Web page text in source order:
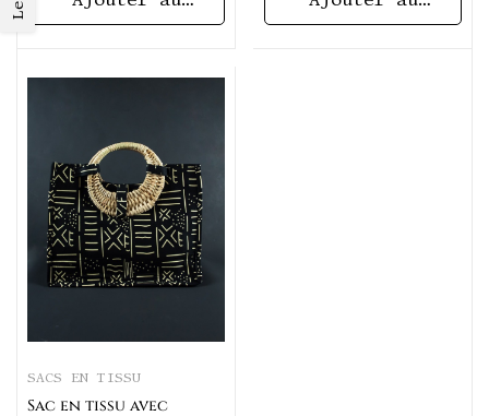
SACS EN TISSU
Sac en tissu avec